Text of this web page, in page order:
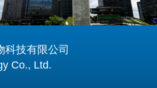
科技有限公司
Co., Ltd.